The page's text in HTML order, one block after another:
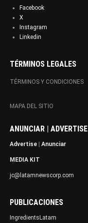
Facebook
X
Instagram
Linkedin
TÉRMINOS LEGALES
TÉRMINOS Y CONDICIONES
MAPA DEL SITIO
ANUNCIAR | ADVERTISE
Advertise Anunciar
MEDIA KIT
jc@latamnewscorp.com
PUBLICACIONES
IngredientsLatam